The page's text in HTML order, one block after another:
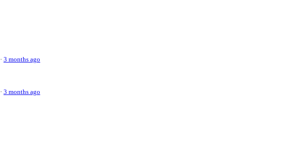
· 3 months ago
· 3 months ago